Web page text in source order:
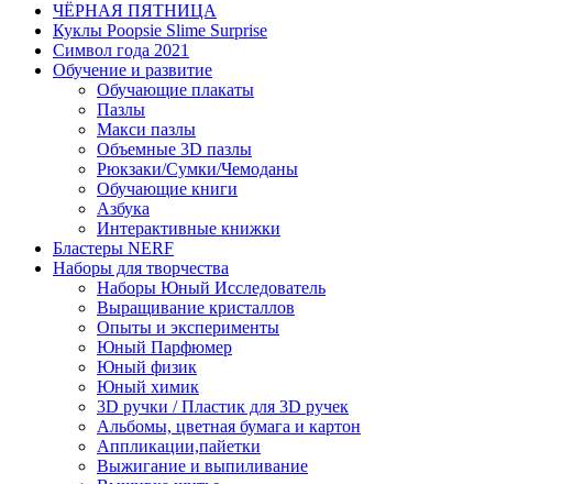
ЧЁРНАЯ ПЯТНИЦА
Куклы Poopsie Slime Surprise
Символ года 2021
Обучение и развитие
Обучающие плакаты
Пазлы
Макси пазлы
Объемные 3D пазлы
Рюкзаки/Сумки/Чемоданы
Обучающие книги
Азбука
Интерактивные книжки
Бластеры NERF
Наборы для творчества
Наборы Юный Исследователь
Выращивание кристаллов
Опыты и эксперименты
Юный Парфюмер
Юный физик
Юный химик
3D ручки / Пластик для 3D ручек
Альбомы, цветная бумага и картон
Аппликации,пайетки
Выжигание и выпиливание